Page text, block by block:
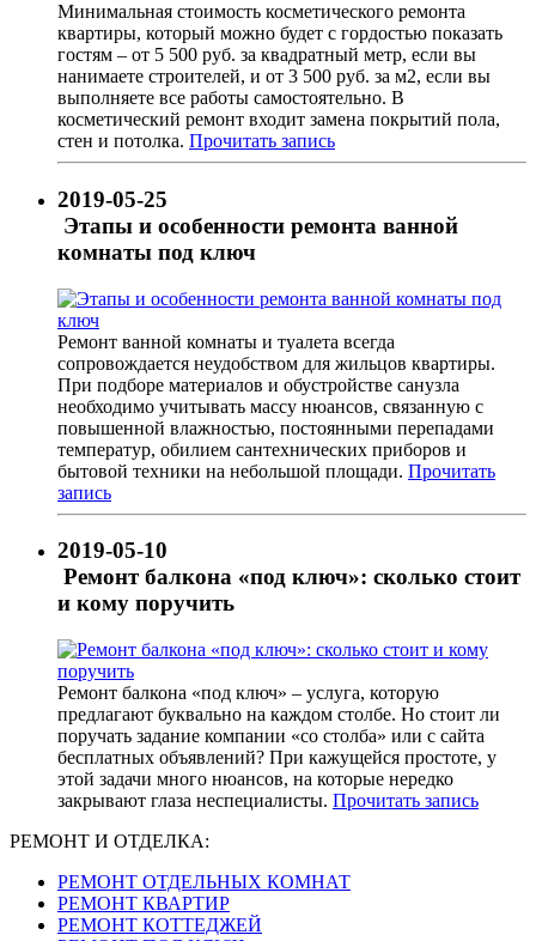
Минимальная стоимость косметического ремонта
квартиры, который можно будет с гордостью показать
гостям – от 5 500 руб. за квадратный метр, если вы
нанимаете строителей, и от 3 500 руб. за м2, если вы
выполняете все работы самостоятельно. В
косметический ремонт входит замена покрытий пола,
стен и потолка. Прочитать запись
2019-05-25
Этапы и особенности ремонта ванной
комнаты под ключ
Ремонт ванной комнаты и туалета всегда
сопровождается неудобством для жильцов квартиры.
При подборе материалов и обустройстве санузла
необходимо учитывать массу нюансов, связанную с
повышенной влажностью, постоянными перепадами
температур, обилием сантехнических приборов и
бытовой техники на небольшой площади. Прочитать
запись
2019-05-10
Ремонт балкона «под ключ»: сколько стоит
и кому поручить
Ремонт балкона «под ключ» – услуга, которую
предлагают буквально на каждом столбе. Но стоит ли
поручать задание компании «со столба» или с сайта
бесплатных объявлений? При кажущейся простоте, у
этой задачи много нюансов, на которые нередко
закрывают глаза неспециалисты. Прочитать запись
РЕМОНТ И ОТДЕЛКА:
РЕМОНТ ОТДЕЛЬНЫХ КОМНАТ
РЕМОНТ КВАРТИР
РЕМОНТ КОТТЕДЖЕЙ